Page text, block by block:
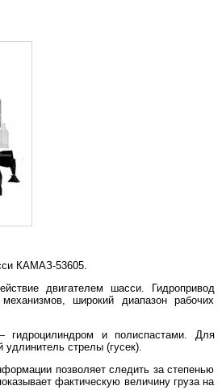
КАМАЗ-53605.
двигателем шасси. Гидропривод
широкий диапазон рабочих
гидроцилиндром и полиспастами. Для
удлинитель стрелы (гусек).
позволяет следить за степенью
фактическую величину груза на